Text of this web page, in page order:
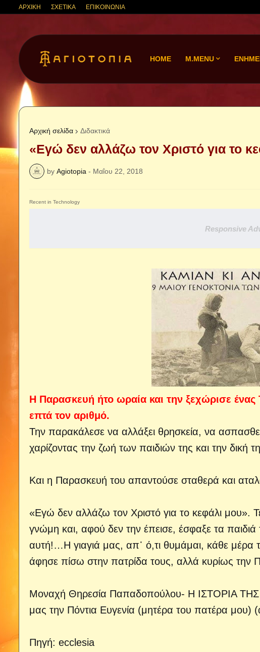
ΑΡΧΙΚΗ ΣΧΕΤΙΚΑ ΕΠΙΚΟΙΝΩΝΙΑ
HOME M.MENU
Αρχική σελίδα Διδακτικά
«Εγώ δεν αλλάζω τον Χριστό για το
by Agiotopia - Μαΐου 22, 2018
Recent in Technology
Responsive
Η Παρασκευή ήτο ωραία και την ξεχώρισε ένας
επτά τον αριθμό.
Την παρακάλεσε να αλλάξει θρησκεία, να
χαρίζοντας την ζωή των παιδιών της και την δική
Και η Παρασκευή του απαντούσε σταθερά και
«Εγώ δεν αλλάζω τον Χριστό για το κεφάλι μου».
γνώμη και, αφού δεν την έπεισε, έσφαξε τα παιδιά
αυτή!…Η γιαγιά μας, απ᾽ ό,τι θυμάμαι, κάθε μέρα
άφησε πίσω στην πατρίδα τους, αλλά κυρίως την
Μοναχή Θηρεσία Παπαδοπούλου- Η ΙΣΤΟΡΙΑ
μας την Πόντια Ευγενία (μητέρα του πατέρα μου)
Πηγή: ecclesia